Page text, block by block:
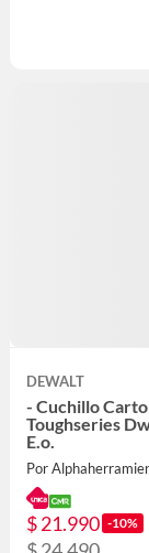
DEWALT
- Cuchillo
Toughseries
E.o.
Por
$ 21.990 -10%